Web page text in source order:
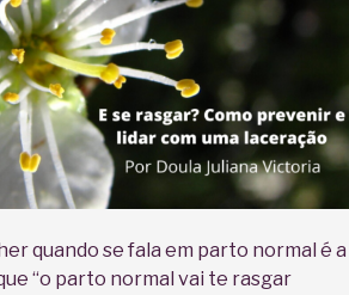
quando se fala em parto normal é a
“o parto normal vai te rasgar